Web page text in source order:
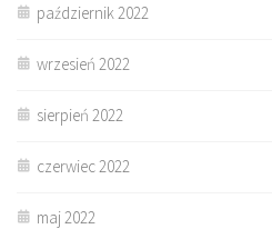
październik 2022
wrzesień 2022
sierpień 2022
czerwiec 2022
maj 2022